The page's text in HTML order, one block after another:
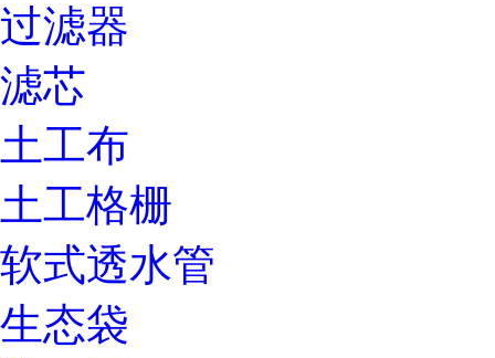
过滤器
滤芯
土工布
土工格栅
软式透水管
生态袋